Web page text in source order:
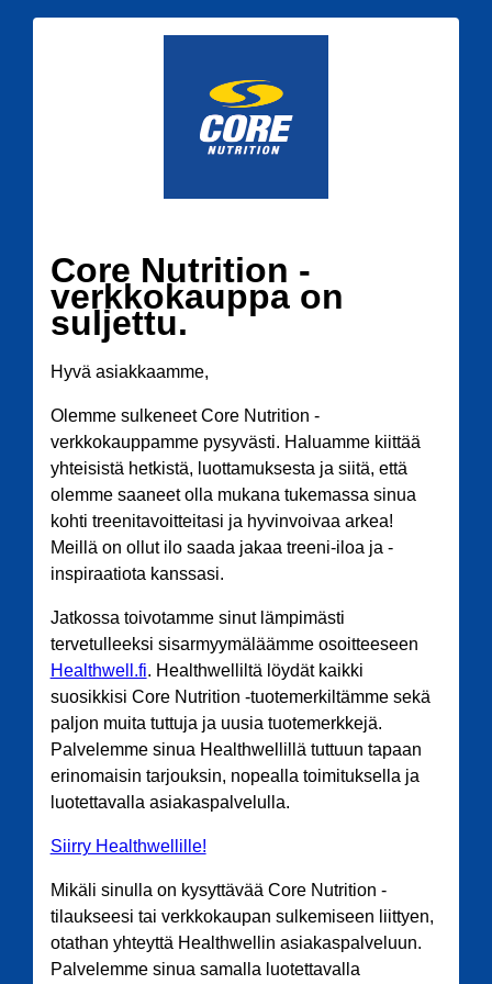
Core Nutrition -
verkkokauppa on
suljettu.
Hyvä asiakkaamme,
Olemme sulkeneet Core Nutrition -
verkkokauppamme pysyvästi. Haluamme kiittää
yhteisistä hetkistä, luottamuksesta ja siitä, että
olemme saaneet olla mukana tukemassa sinua
kohti treenitavoitteitasi ja hyvinvoivaa arkea!
Meillä on ollut ilo saada jakaa treeni-iloa ja -
inspiraatiota kanssasi.
Jatkossa toivotamme sinut lämpimästi
tervetulleeksi sisarmyymäläämme osoitteeseen
Healthwell.fi. Healthwelliltä löydät kaikki
suosikkisi Core Nutrition -tuotemerkiltämme sekä
paljon muita tuttuja ja uusia tuotemerkkejä.
Palvelemme sinua Healthwellillä tuttuun tapaan
erinomaisin tarjouksin, nopealla toimituksella ja
luotettavalla asiakaspalvelulla.
Siirry Healthwellille!
Mikäli sinulla on kysyttävää Core Nutrition -
tilaukseesi tai verkkokaupan sulkemiseen liittyen,
otathan yhteyttä Healthwellin asiakaspalveluun.
Palvelemme sinua samalla luotettavalla